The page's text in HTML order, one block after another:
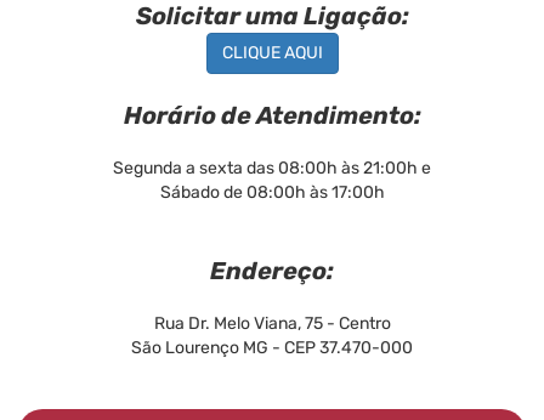
Solicitar uma Ligação:
CLIQUE AQUI
Horário de Atendimento:
Segunda a sexta das 08:00h às 21:00h e
Sábado de 08:00h às 17:00h
Endereço:
Rua Dr. Melo Viana, 75 - Centro
São Lourenço MG - CEP 37.470-000